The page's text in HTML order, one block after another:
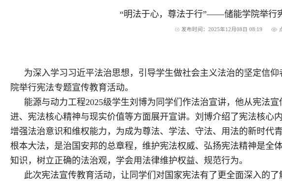
“明法于心，尊法于行”——储能学院举行
发布时间：2025年12月08日 08:19
为深入学习习近平法治思想，引导学生做社会主义法治的坚定信
院举行宪法专题宣传教育活动。
能源与动力工程2025级学生刘博为同学们作法治宣讲，他从宪法
进、宪法核心精神与现实价值等方面展开宣讲。刘博介绍了宪法核心
增强法治意识和维权能力，为成为尊法、学法、守法、用法的新时代
根本大法，是治国安邦的总章程，维护宪法权威、弘扬宪法精神是全
知识，树立正确的法治观，学会用法律维护权益、规范行为。
此次宪法宣传教育活动，让同学们对国家宪法有了更全面深入的